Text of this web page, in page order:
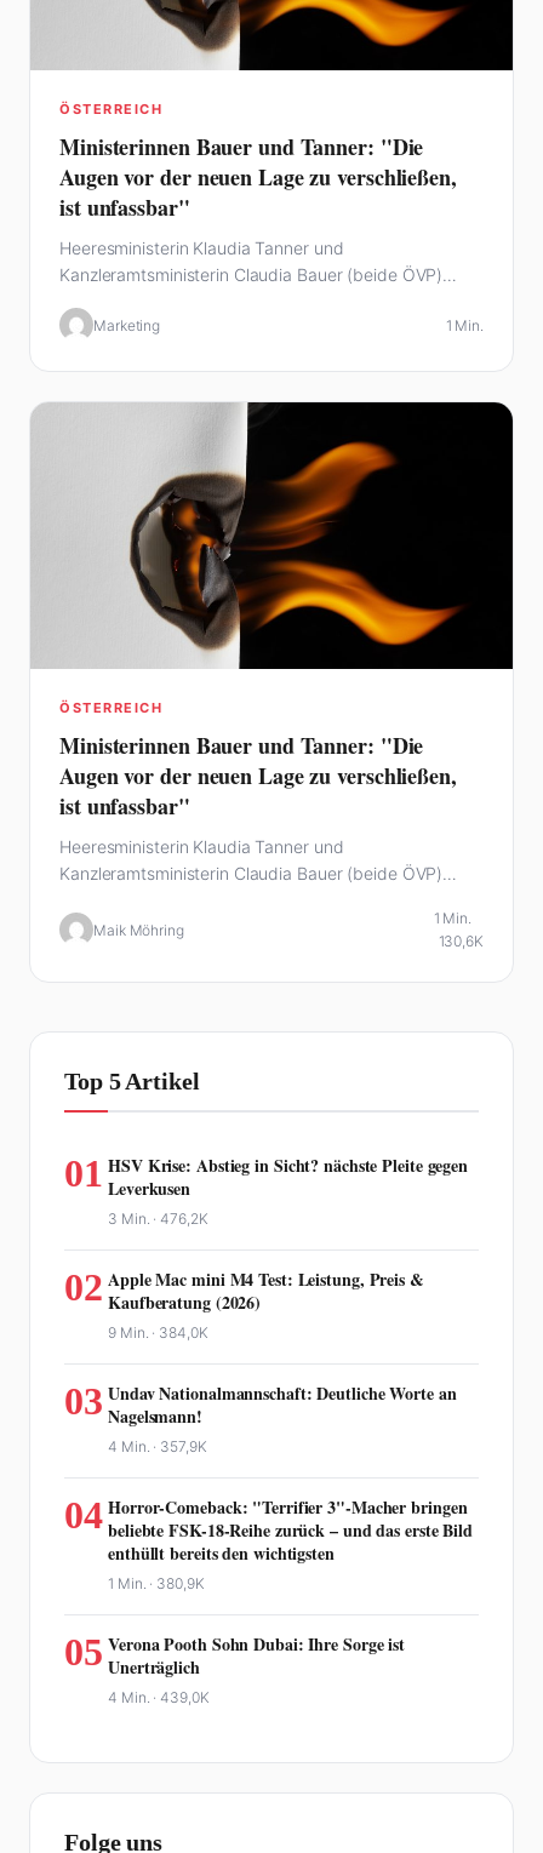
ÖSTERREICH
Ministerinnen Bauer und Tanner: "Die
Augen vor der neuen Lage zu verschließen,
ist unfassbar"
Heeresministerin Klaudia Tanner und
Kanzleramtsministerin Claudia Bauer (beide ÖVP)
Marketing 1 Min.
ÖSTERREICH
Ministerinnen Bauer und Tanner: "Die
Augen vor der neuen Lage zu verschließen,
ist unfassbar"
Heeresministerin Klaudia Tanner und
Kanzleramtsministerin Claudia Bauer (beide ÖVP)
Maik Möhring
1 Min.
130,6K
Top 5 Artikel
01 HSV Krise: Abstieg in Sicht? nächste Pleite gegen
Leverkusen
3 Min. ·476,2K
02 Apple Mac mini M4 Test: Leistung, Preis &
Kaufberatung (2026)
9 Min. · 384,0K
03 Undav Nationalmannschaft: Deutliche Worte an
Nagelsmann!
4 Min. · 357,9K
04Horror-Comeback: "Terrifier 3"-Macher bringen
beliebte FSK-18-Reihe zurück – und das erste Bild
enthüllt bereits den wichtigsten
1 Min. · 380,9K
05 Verona Pooth Sohn Dubai: Ihre Sorge ist
Unerträglich
4 Min. ·439,0K
Folge uns